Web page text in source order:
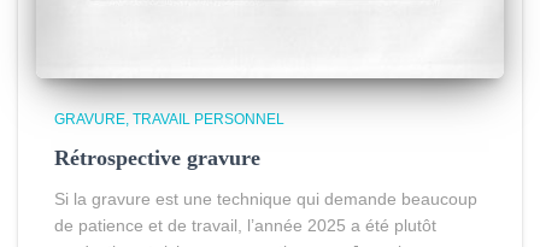
GRAVURE TRAVAIL PERSONNEL
Rétrospective gravure
Si la gravure est une technique qui demande beaucoup
de patience et de travail, l’année 2025 a été plutôt